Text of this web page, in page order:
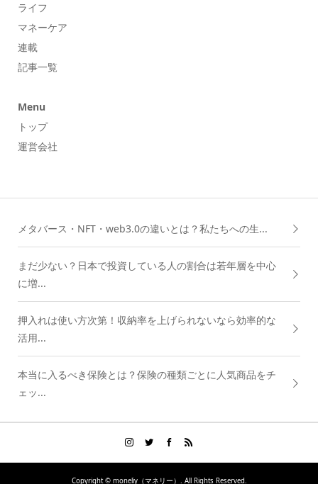
ライフ
マネーケア
連載
記事一覧
Menu
トップ
運営会社
メタバース・NFT・web3.0の違いとは？私たちへの生...
まだ少ない？日本で投資している人の割合は若年層を中心
に増...
押入れは使い方次第！収納率を上げられないなら効率的な
活用...
本当に入るべき保険とは？保険の種類ごとに人気商品をチ
ェッ...
Copyright ©moneliy（マネリー）. All Rights Reserved.